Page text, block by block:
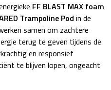
FF BLAST MAX foam
Trampoline Pod in de
samen om zachtere
terug te geven tijdens de
en responsief
te blijven lopen, ongeacht